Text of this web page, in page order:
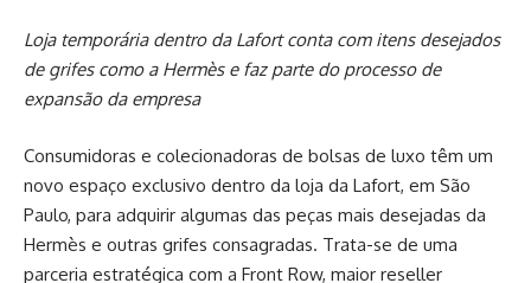
Loja temporária dentro da Lafort conta com itens desejados
de grifes como a Hermès e faz parte do processo de
expansão da empresa
Consumidoras e colecionadoras de bolsas de luxo têm um
novo espaço exclusivo dentro da loja da Lafort, em São
Paulo, para adquirir algumas das peças mais desejadas da
Hermès e outras grifes consagradas. Trata-se de uma
parceria estratégica com a Front Row, maior reseller